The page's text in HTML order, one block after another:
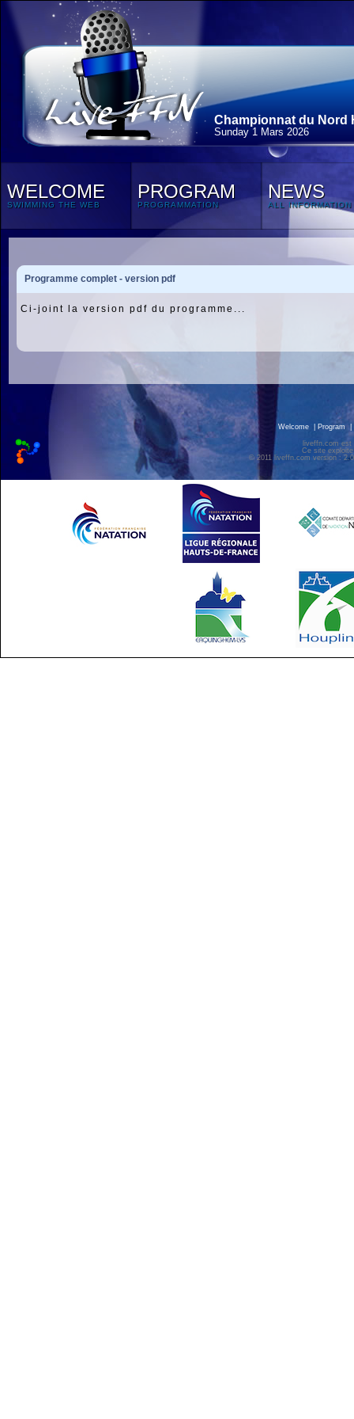
Championnat du Nord
Sunday 1 Mars 2026
WELCOME
SWIMMING THE WEB
PROGRAM
PROGRAMMATION
NEWS
ALL INFORMATION
Programme complet - version pdf
Ci-joint la version pdf du programme...
Welcome Program |
liveffn.com est
Ce site
© 2011 liveffn.com version :